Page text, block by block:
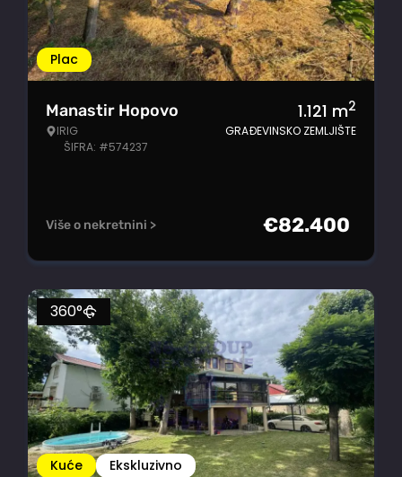
Plac
Manastir Hopovo
IRIG
ŠIFRA: #574237
1.121 m2
GRAĐEVINSKO ZEMLJIŠTE
Više o nekretnini > €82.400
Kuće Ekskluzivno
360°